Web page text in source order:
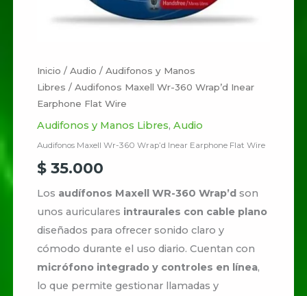
Inicio /Audio /Audifonos y Manos
Libres / Audifonos Maxell Wr-360 Wrap’d Inear
Earphone Flat Wire
Audifonos y Manos Libres,Audio
Audifonos Maxell Wr-360 Wrap’d Inear Earphone Flat Wire
$ 35.000
Los audífonos Maxell WR-360 Wrap’d son
unos auriculares intraurales con cable plano
diseñados para ofrecer sonido claro y
cómodo durante el uso diario. Cuentan con
micrófono integrado y controles en línea,
lo que permite gestionar llamadas y